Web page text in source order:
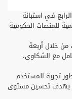
في استبانة
للمنصات الحكومية
المؤشر العام %90.39، وذلك من خلال أربعة
مع الشكاوى،
تجربة المستخدم
بهدف تحسين مستوى